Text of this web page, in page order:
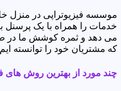
موسسه فیزیوتراپی در منزل
خدمات را همراه با یک پرسنل
می دهد و ثمره کوشش ما در
که مشتریان خود را توانسته
چند مورد از بهترین روش های